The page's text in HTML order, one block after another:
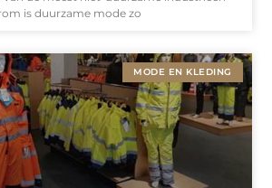
is duurzame mode zo
MODE EN KLEDING